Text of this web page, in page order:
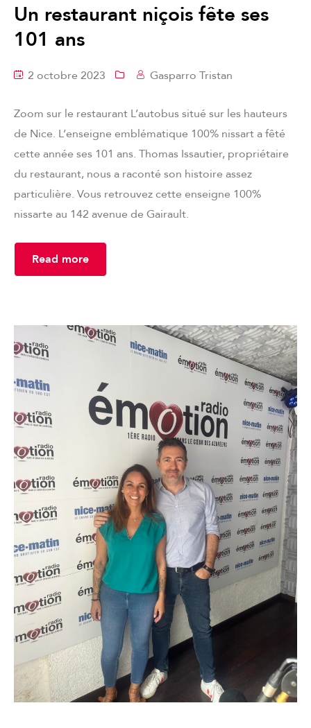
Un restaurant niçois fête ses
101 ans
2 octobre 2023 Gasparro Tristan
Zoom sur le restaurant L’autobus situé sur les hauteurs
de Nice. L’enseigne emblématique 100% nissart a fêté
cette année ses 101 ans. Thomas Issautier, propriétaire
du restaurant, nous a raconté son histoire assez
particulière. Vous retrouvez cette enseigne 100%
nissarte au 142 avenue de Gairault.
Read more